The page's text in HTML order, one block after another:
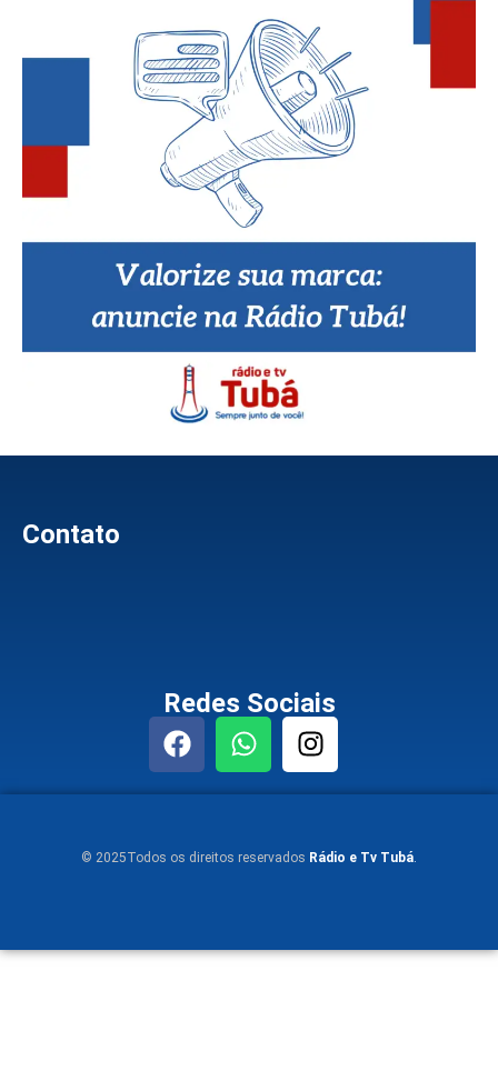
Contato
Redes Sociais
© 2025Todos os direitos reservados Rádio e Tv Tubá.